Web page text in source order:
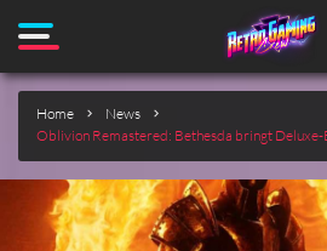
Home
News
Oblivion Remastered: Bethesda bringt Deluxe-